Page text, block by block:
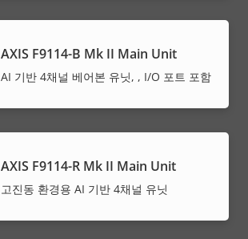
AXIS F9114-B Mk II Main Unit
AI 기반 4채널 베어본 유닛, , I/O 포트 포함
AXIS F9114-R Mk II Main Unit
고진동 환경용 AI 기반 4채널 유닛